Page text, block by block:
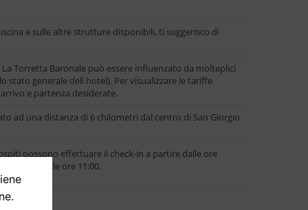
e sulle altre strutture disponibili, ti suggerisco di
Torretta Baronale può essere influenzato da molteplici
stato generale dell hotel). Per visualizzare le tariffe
e partenza desiderate.
ad una distanza di 6 chilometri dal centro di San Giorgio
possono effettuare il check-in a partire dalle ore
entro le ore 11:00.